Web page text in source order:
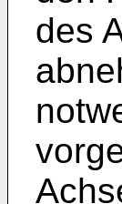
des